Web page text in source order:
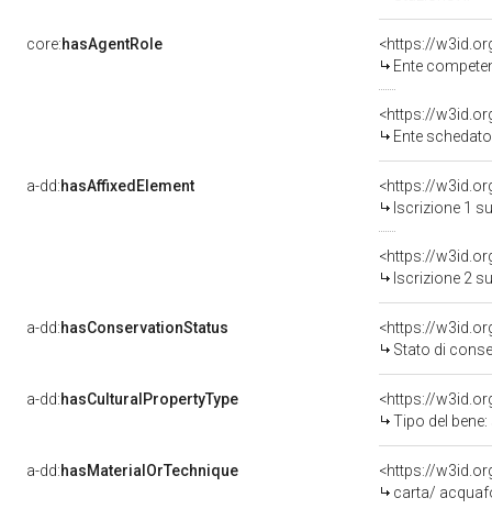
core:hasAgentRole
<https://
Ente competente per
<https://
Ente schedatore
a-dd:hasAffixedElement
<https://
Iscrizione 1
<https://
Iscrizione 2
a-dd:hasConservationStatus
<https://
Stato di
a-dd:hasCulturalPropertyType
<https://
Tipo del
a-dd:hasMaterialOrTechnique
<https://
carta/